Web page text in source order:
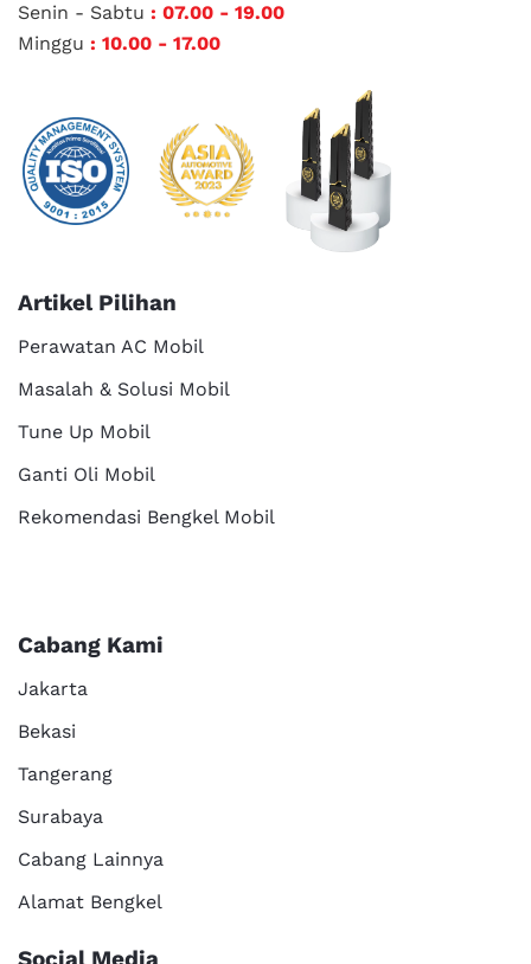
Senin - Sabtu : 07.00 - 19.00
Minggu : 10.00 - 17.00
Artikel Pilihan
Perawatan AC Mobil
Masalah & Solusi Mobil
Tune Up Mobil
Ganti Oli Mobil
Rekomendasi Bengkel Mobil
Cabang Kami
Jakarta
Bekasi
Tangerang
Surabaya
Cabang Lainnya
Alamat Bengkel